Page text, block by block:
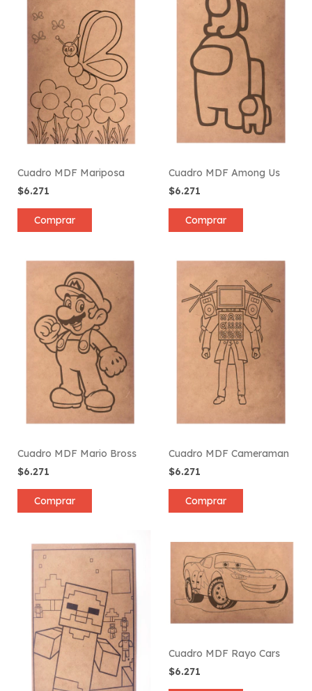
Cuadro MDF Mariposa
$6.271
Comprar
Cuadro MDF Among Us
$6.271
Comprar
Cuadro MDF Mario Bross
$6.271
Comprar
Cuadro MDF Cameraman
$6.271
Comprar
Cuadro MDF Rayo Cars
$6.271